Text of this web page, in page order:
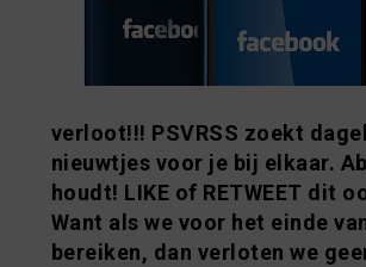
verloot!!! PSVRSS zoekt
nieuwtjes voor je bij elkaar.
houdt! LIKE of RETWEET dit
Want als we voor het einde
bereiken, dan verloten we